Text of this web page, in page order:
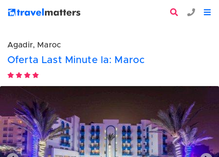
Agadir, Maroc
Oferta Last Minute la: Maroc